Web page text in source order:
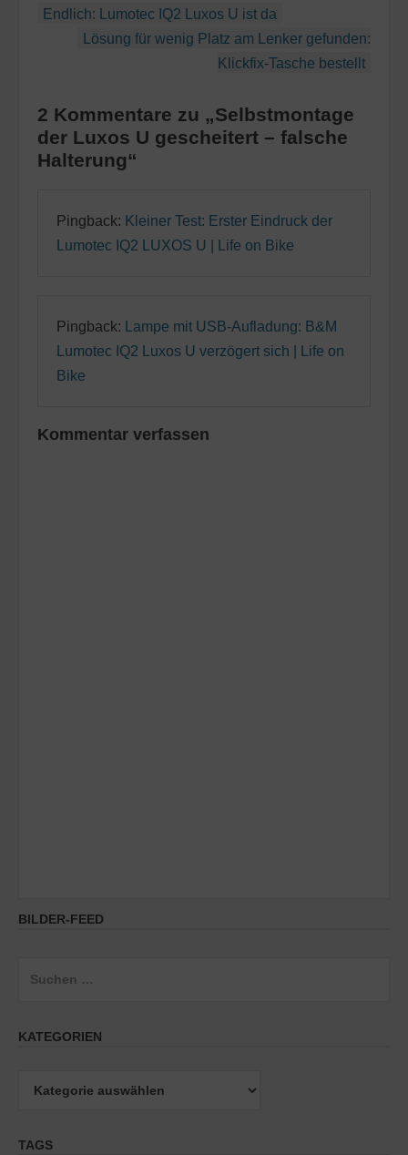
Beitragsnavigation
Endlich: Lumotec IQ2 Luxos U ist da
Lösung für wenig Platz am Lenker gefunden:
Klickfix-Tasche bestellt
2 Kommentare zu „Selbstmontage
der Luxos U gescheitert – falsche
Halterung“
Pingback: Kleiner Test: Erster Eindruck der
Lumotec IQ2 LUXOS U | Life on Bike
Pingback:
Lampe mit USB-Aufladung: B&M
Lumotec IQ2 Luxos U verzögert sich | Life on
Bike
Kommentar verfassen
BILDER-FEED
KATEGORIEN
TAGS